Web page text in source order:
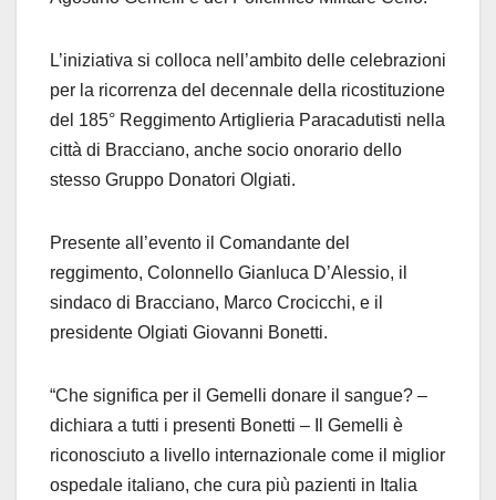
L’iniziativa si colloca nell’ambito delle celebrazioni
per la ricorrenza del decennale della ricostituzione
del 185° Reggimento Artiglieria Paracadutisti nella
città di Bracciano, anche socio onorario dello
stesso Gruppo Donatori Olgiati.
Presente all’evento il Comandante del
reggimento, Colonnello Gianluca D’Alessio, il
sindaco di Bracciano, Marco Crocicchi, e il
presidente Olgiati Giovanni Bonetti.
“Che significa per il Gemelli donare il sangue? –
dichiara a tutti i presenti Bonetti – Il Gemelli è
riconosciuto a livello internazionale come il miglior
ospedale italiano, che cura più pazienti in Italia